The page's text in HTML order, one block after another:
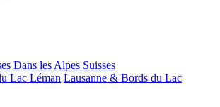
Dans les Alpes Suisses
Lac Léman Lausanne & Bords du Lac